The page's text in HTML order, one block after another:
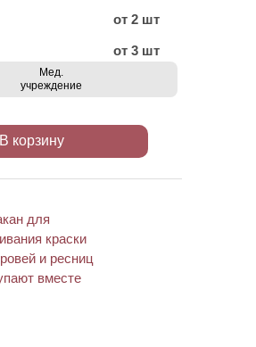
от 2 шт
от 3 шт
Мед.
учреждение
В корзину